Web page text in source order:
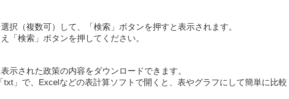
択（複数可）して、「検索」ボタンを押すと表示されます。
「検索」ボタンを押してください。
示された政策の内容をダウンロードできます。
txt」で、Excelなどの表計算ソフトで開くと、表やグラフにして簡単に比較